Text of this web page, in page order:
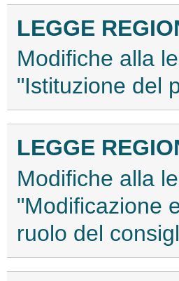
LEGGE
Modifiche alla
"Istituzione del
LEGGE
Modifiche alla
"Modificazione
ruolo del